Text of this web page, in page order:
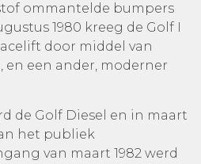
ommantelde bumpers
1980 kreeg de Golf I
door middel van
een ander, moderner
de Golf Diesel en in maart
het publiek
van maart 1982 werd